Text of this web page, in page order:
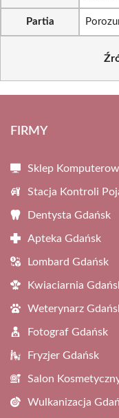
Partia
FIRMY
Sklep
Stacja Kontroli
Dentysta Gdańsk
Apteka Gdańsk
Lombard Gdańsk
Kwiaciarnia
Weterynarz
Fotograf Gdańsk
Fryzjer Gdańsk
Salon
Wulkanizacja